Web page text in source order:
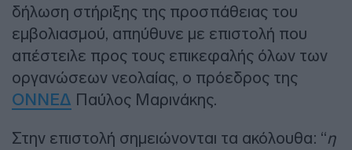
δήλωση στήριξης της προσπάθειας του
εμβολιασμού, απηύθυνε με επιστολή που
απέστειλε προς τους επικεφαλής όλων των
οργανώσεων νεολαίας, ο πρόεδρος της
ΟΝΝΕΔ Παύλος Μαρινάκης.
Στην επιστολή σημειώνονται τα ακόλουθα: “η